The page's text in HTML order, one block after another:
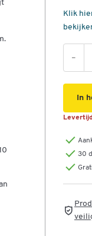
Klik
-
In
30